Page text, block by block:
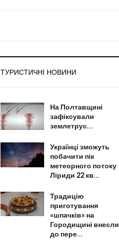
ТУРИСТИЧНІ НОВИНИ
На Полтавщині
зафіксували
землетрус...
Українці зможуть
побачити пік
метеорного потоку
Ліриди 22 кв...
Традицію
приготування
«шпачків» на
Городищині внесли
до пере...